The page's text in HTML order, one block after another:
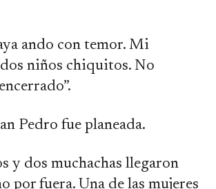
ando con temor. Mi
niños chiquitos. No
Pedro fue planeada.
y dos muchachas llegaron
por fuera. Una de las mujeres